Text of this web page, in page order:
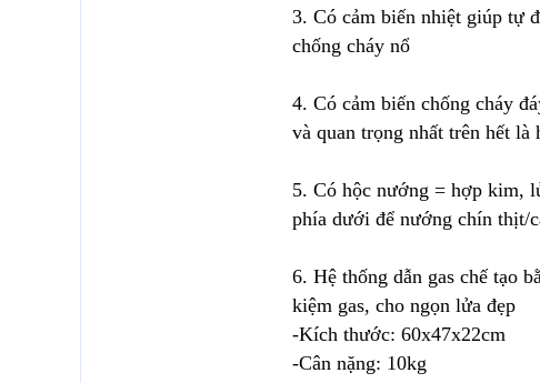
3. Có cảm biến nhiệt giúp tự
chống cháy nổ
4. Có cảm biến chống cháy
và quan trọng nhất trên hết là
5. Có hộc nướng = hợp kim,
phía dưới để nướng chín thịt/
6. Hệ thống dẫn gas chế tạo
kiệm gas, cho ngọn lửa đẹp
-Kích thước: 60x47x22cm
-Cân nặng: 10kg